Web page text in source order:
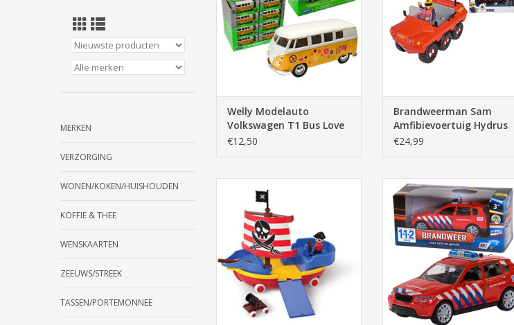
MERKEN
VERZORGING
WONEN/KOKEN/HUISHOUDEN
KOFFIE & THEE
WENSKAARTEN
ZEEUWS/STREEK
TASSEN/PORTEMONNEE
Welly Modelauto
Volkswagen T1 Bus Love
1963 ( 1:34 )
€12,50
Brandweerman Sam
Amfibievoertuig Hydrus
€24,99
TOEVOEGEN AAN WINKELWAGEN
112 Brandweerauto met Licht en
Geluid
TOEVOEGEN AAN WINKELWAGEN